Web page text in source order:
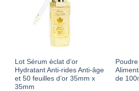
Lot Sérum éclat d’or
Hydratant Anti-rides Anti-âge
et 50 feuilles d’or 35mm x
35mm
de